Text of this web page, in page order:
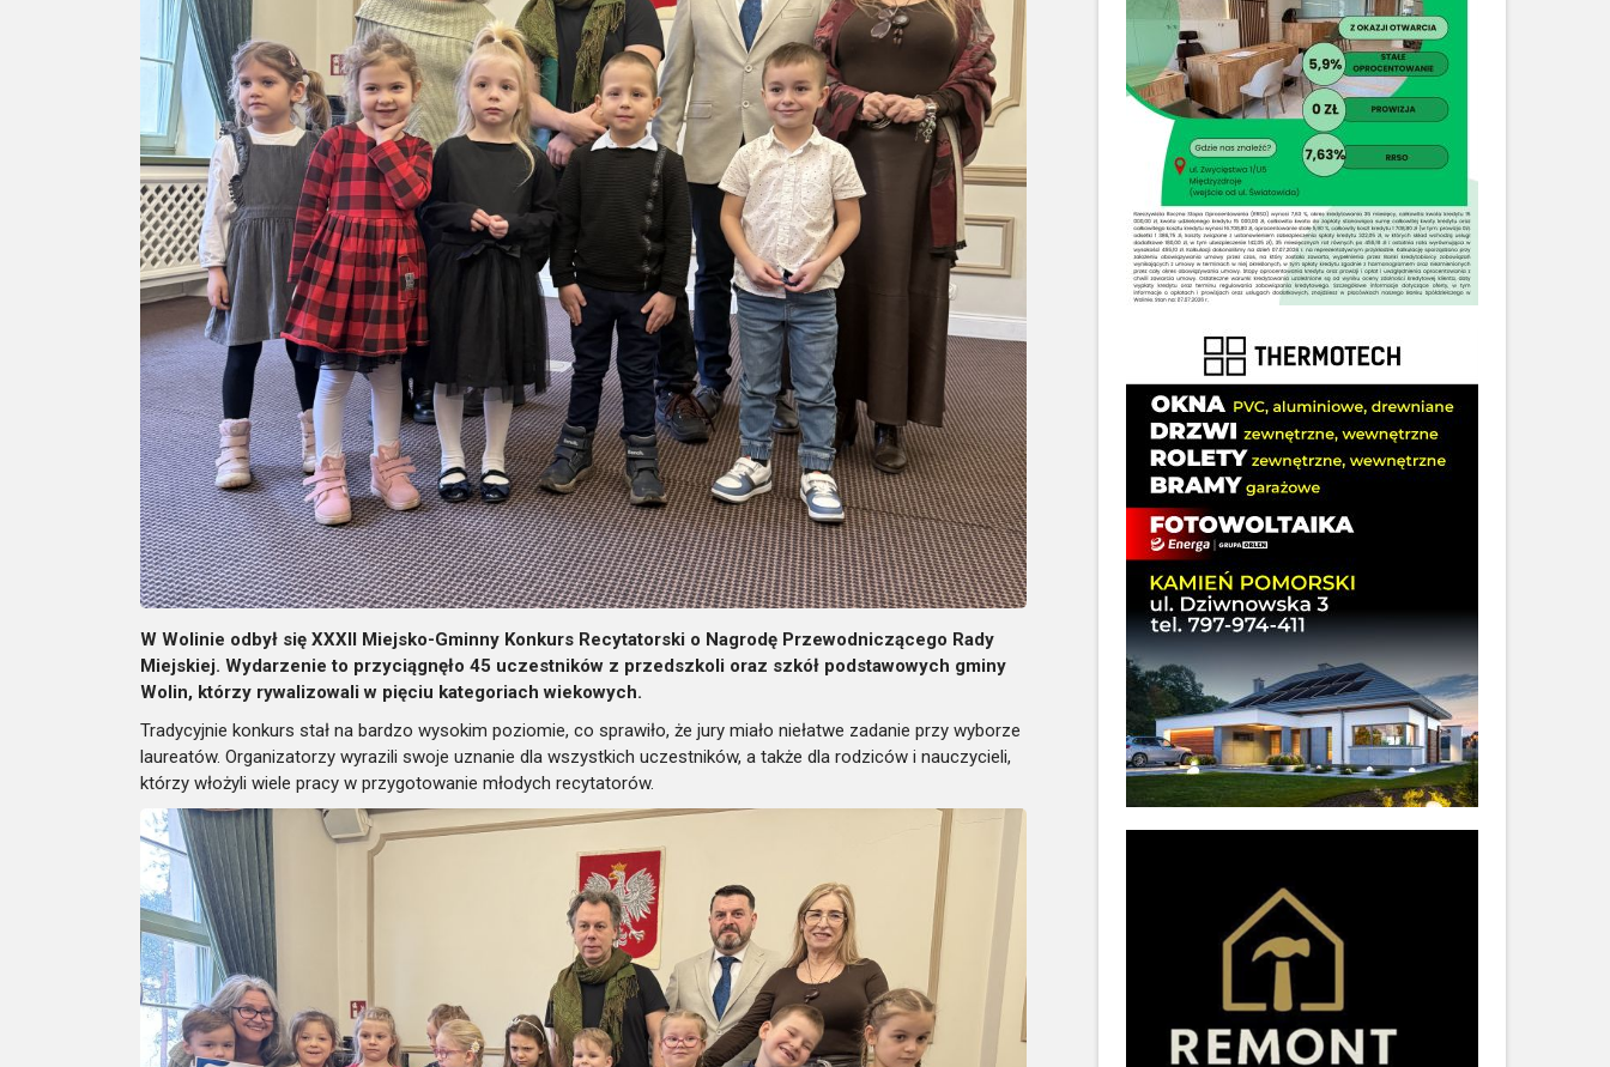
W Wolinie odbył się XXXII Miejsko-Gminny Konkurs Recytatorski o Nagrodę Przewodniczącego Rady
Miejskiej. Wydarzenie to przyciągnęło 45 uczestników z przedszkoli oraz szkół podstawowych gminy
Wolin, którzy rywalizowali w pięciu kategoriach wiekowych.
Tradycyjnie konkurs stał na bardzo wysokim poziomie, co sprawiło, że jury miało niełatwe zadanie przy wyborze
laureatów. Organizatorzy wyrazili swoje uznanie dla wszystkich uczestników, a także dla rodziców i nauczycieli,
którzy włożyli wiele pracy w przygotowanie młodych recytatorów.